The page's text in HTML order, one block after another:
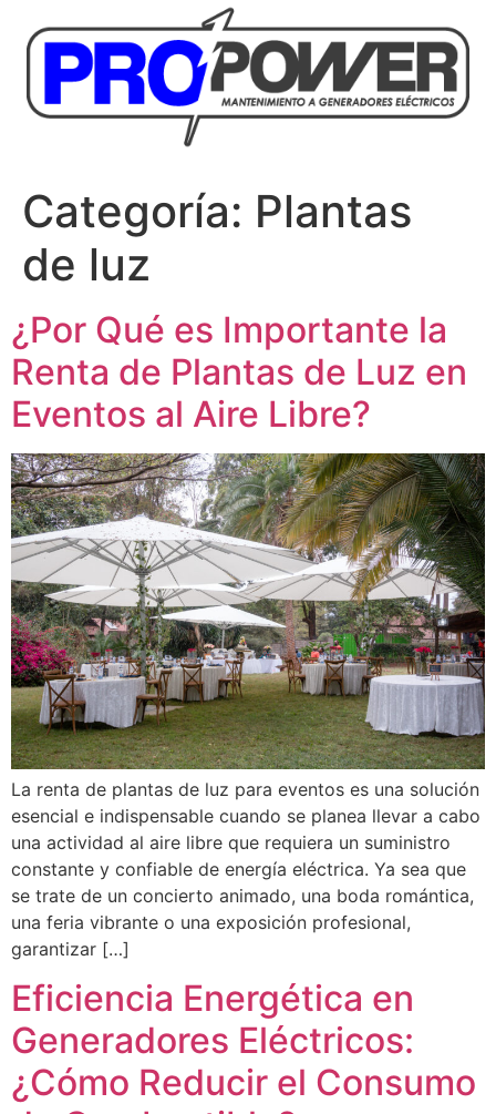
Categoría: Plantas
de luz
¿Por Qué es Importante la
Renta de Plantas de Luz en
Eventos al Aire Libre?
La renta de plantas de luz para eventos es una solución
esencial e indispensable cuando se planea llevar a cabo
una actividad al aire libre que requiera un suministro
constante y confiable de energía eléctrica. Ya sea que
se trate de un concierto animado, una boda romántica,
una feria vibrante o una exposición profesional,
garantizar […]
Eficiencia Energética en
Generadores Eléctricos:
¿Cómo Reducir el Consumo